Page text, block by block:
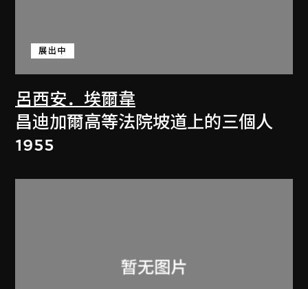
呂西安．埃爾韋
展出中
昌迪加爾高等法院坡道上的三個人
1955